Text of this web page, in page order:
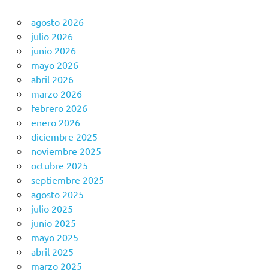
agosto 2026
julio 2026
junio 2026
mayo 2026
abril 2026
marzo 2026
febrero 2026
enero 2026
diciembre 2025
noviembre 2025
octubre 2025
septiembre 2025
agosto 2025
julio 2025
junio 2025
mayo 2025
abril 2025
marzo 2025